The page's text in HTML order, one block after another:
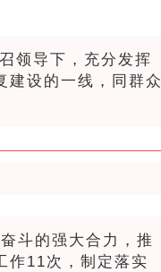
领导下，充分发挥
建设的一线，同群众
斗的强大合力，推
作11次，制定落实